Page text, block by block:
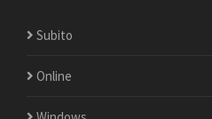
Subito
Online